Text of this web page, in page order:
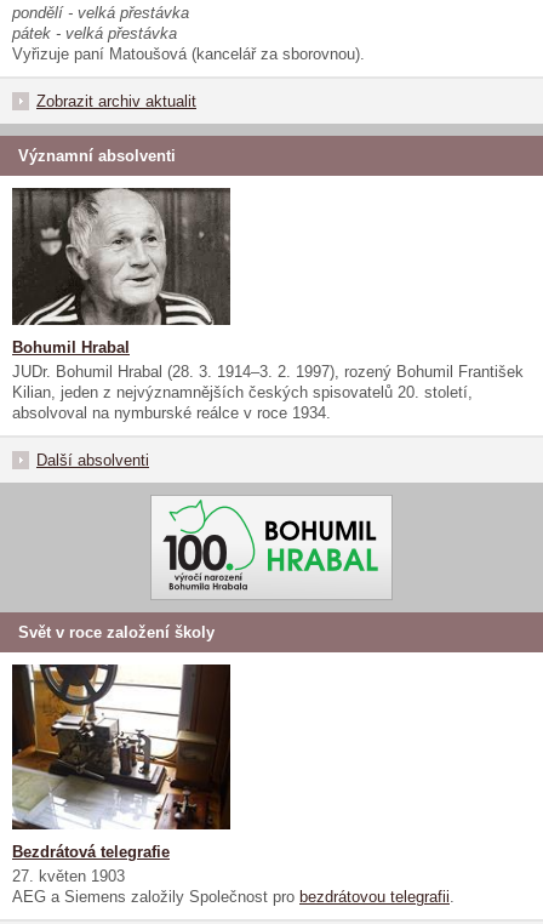
pondělí - velká přestávka
pátek - velká přestávka
Vyřizuje paní Matoušová (kancelář za sborovnou).
Zobrazit archiv aktualit
Významní absolventi
Bohumil Hrabal
JUDr. Bohumil Hrabal (28. 3. 1914–3. 2. 1997), rozený Bohumil František
Kilian, jeden z nejvýznamnějších českých spisovatelů 20. století,
absolvoval na nymburské reálce v roce 1934.
Další absolventi
Svět v roce založení školy
Bezdrátová telegrafie
27. květen 1903
AEG a Siemens založily Společnost pro bezdrátovou telegrafii